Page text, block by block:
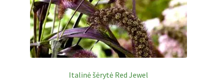
Italinė šėrytė Red Jewel